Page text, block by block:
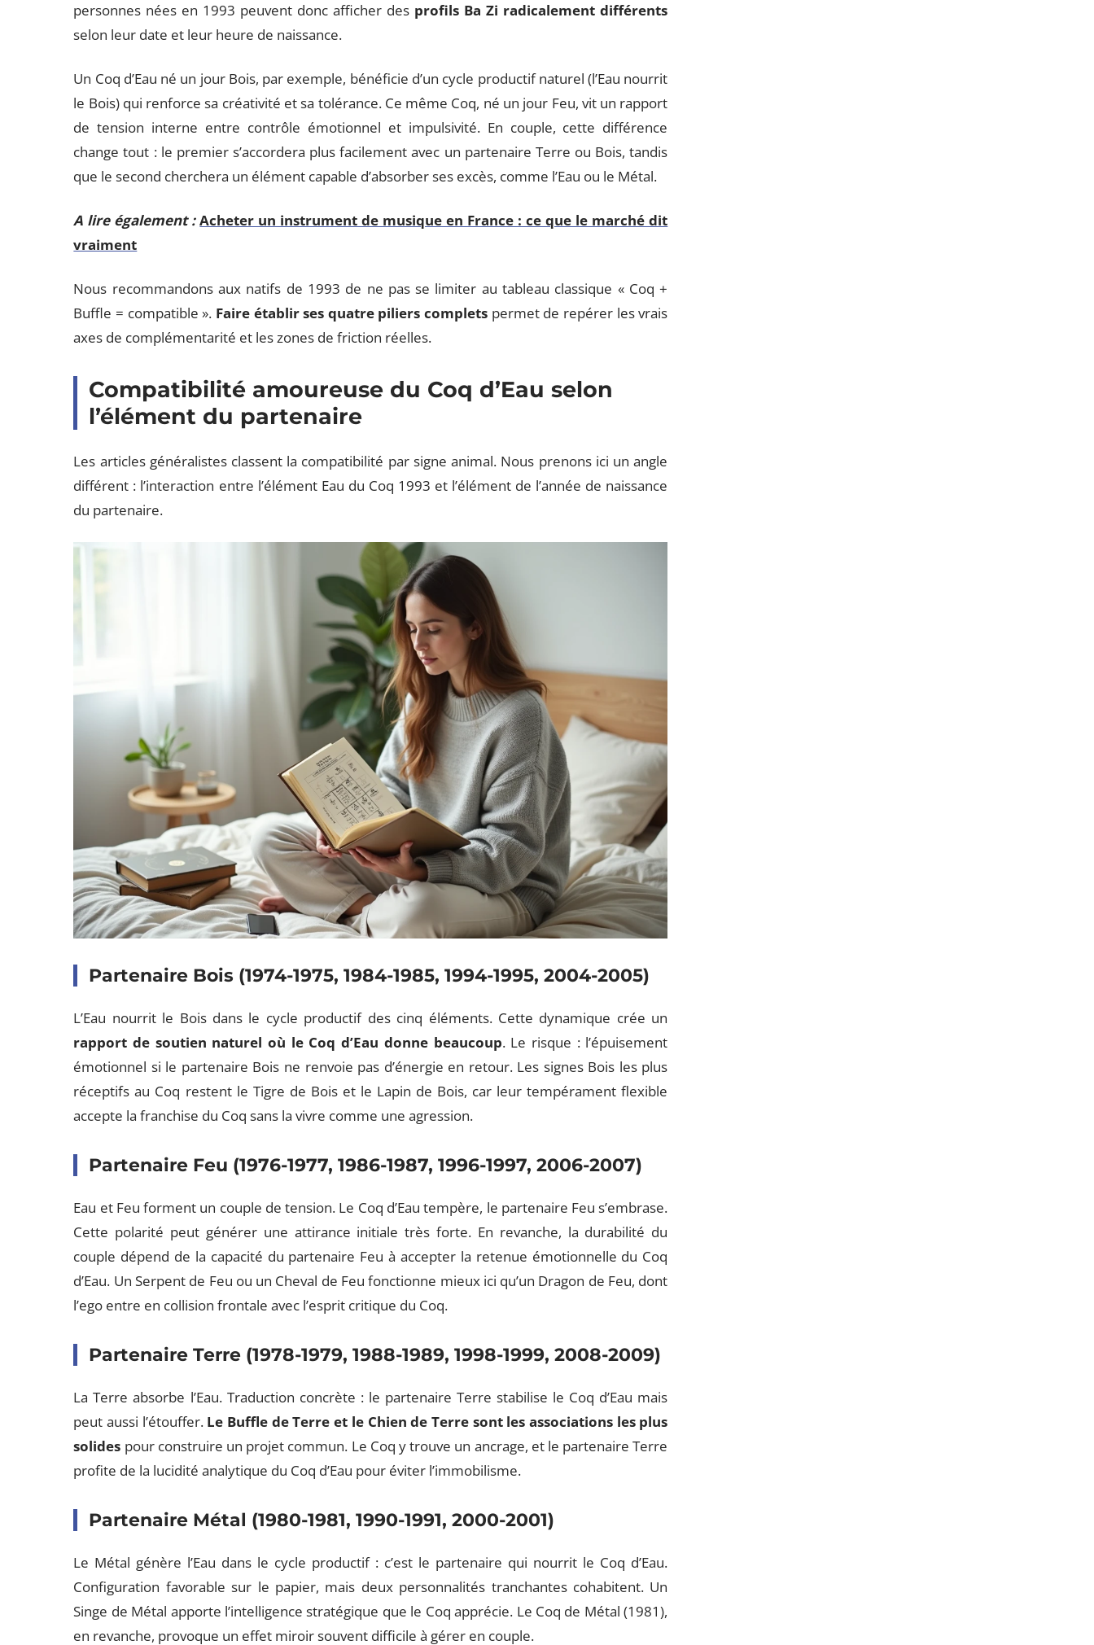
personnes nées en 1993 peuvent donc afficher des profils Ba Zi radicalement différents
selon leur date et leur heure de naissance.
Un Coq d’Eau né un jour Bois, par exemple, bénéficie d’un cycle productif naturel (l’Eau nourrit
le Bois) qui renforce sa créativité et sa tolérance. Ce même Coq, né un jour Feu, vit un rapport
de tension interne entre contrôle émotionnel et impulsivité. En couple, cette différence
change tout : le premier s’accordera plus facilement avec un partenaire Terre ou Bois, tandis
que le second cherchera un élément capable d’absorber ses excès, comme l’Eau ou le Métal.
A lire également : Acheter un instrument de musique en France : ce que le marché dit
vraiment
Nous recommandons aux natifs de 1993 de ne pas se limiter au tableau classique « Coq +
Buffle = compatible ». Faire établir ses quatre piliers complets permet de repérer les vrais
axes de complémentarité et les zones de friction réelles.
Compatibilité amoureuse du Coq d’Eau selon
l’élément du partenaire
Les articles généralistes classent la compatibilité par signe animal. Nous prenons ici un angle
différent : l’interaction entre l’élément Eau du Coq 1993 et l’élément de l’année de naissance
du partenaire.
Partenaire Bois (1974-1975, 1984-1985, 1994-1995, 2004-2005)
L’Eau nourrit le Bois dans le cycle productif des cinq éléments. Cette dynamique crée un
rapport de soutien naturel où le Coq d’Eau donne beaucoup. Le risque : l’épuisement
émotionnel si le partenaire Bois ne renvoie pas d’énergie en retour. Les signes Bois les plus
réceptifs au Coq restent le Tigre de Bois et le Lapin de Bois, car leur tempérament flexible
accepte la franchise du Coq sans la vivre comme une agression.
Partenaire Feu (1976-1977, 1986-1987, 1996-1997, 2006-2007)
Eau et Feu forment un couple de tension. Le Coq d’Eau tempère, le partenaire Feu s’embrase.
Cette polarité peut générer une attirance initiale très forte. En revanche, la durabilité du
couple dépend de la capacité du partenaire Feu à accepter la retenue émotionnelle du Coq
d’Eau. Un Serpent de Feu ou un Cheval de Feu fonctionne mieux ici qu’un Dragon de Feu, dont
l’ego entre en collision frontale avec l’esprit critique du Coq.
Partenaire Terre (1978-1979, 1988-1989, 1998-1999, 2008-2009)
La Terre absorbe l’Eau. Traduction concrète : le partenaire Terre stabilise le Coq d’Eau mais
peut aussi l’étouffer. Le Buffle de Terre et le Chien de Terre sont les associations les plus
solides pour construire un projet commun. Le Coq y trouve un ancrage, et le partenaire Terre
profite de la lucidité analytique du Coq d’Eau pour éviter l’immobilisme.
Partenaire Métal (1980-1981, 1990-1991, 2000-2001)
Le Métal génère l’Eau dans le cycle productif : c’est le partenaire qui nourrit le Coq d’Eau.
Configuration favorable sur le papier, mais deux personnalités tranchantes cohabitent. Un
Singe de Métal apporte l’intelligence stratégique que le Coq apprécie. Le Coq de Métal (1981),
en revanche, provoque un effet miroir souvent difficile à gérer en couple.